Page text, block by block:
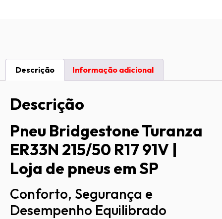
Descrição Informação adicional
Descrição
Pneu Bridgestone Turanza
ER33N 215/50 R17 91V |
Loja de pneus em SP
Conforto, Segurança e
Desempenho Equilibrado